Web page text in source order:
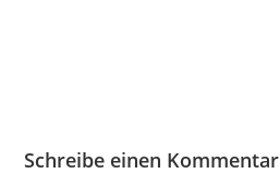
Schreibe einen Kommentar